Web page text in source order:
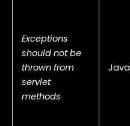
Exceptions
should not be
thrown from
servlet
methods
Java